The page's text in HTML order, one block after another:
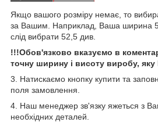
Якщо вашого розміру немає, то
за Вашим. Наприклад, Ваша ширина
слід вибрати 52,5 див.
!!!Обов'язково вказуємо в
точну ширину і висоту виробу,
3. Натискаємо кнопку купити та
поля замовлення.
4. Наш менеджер зв'язку яжеться з
необхідних деталей.